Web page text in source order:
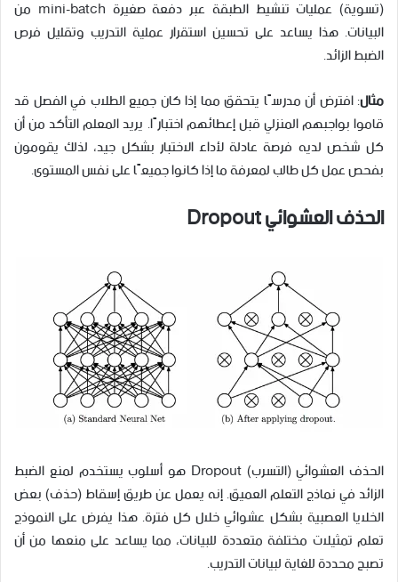
(تسوية) عمليات تنشيط الطبقة عبر دفعة صغيرة mini-batch من
البيانات. هذا يساعد على تحسين استقرار عملية التدريب وتقليل فرص
الضبط الزائد.
مثال: افترض أن مدرسًا يتحقق مما إذا كان جميع الطلاب في الفصل قد
قاموا بواجبهم المنزلي قبل إعطائهم اختبارًا. يريد المعلم التأكد من أن
كل شخص لديه فرصة عادلة لأداء الاختبار بشكل جيد، لذلك يقومون
بفحص عمل كل طالب لمعرفة ما إذا كانوا جميعًا على نفس المستوى.
الحذف العشوائي Dropout
الحذف العشوائي (التسرب) Dropout هو أسلوب يستخدم لمنع الضبط
الزائد في نماذج التعلم العميق. إنه يعمل عن طريق إسقاط (حذف) بعض
الخلايا العصبية بشكل عشوائي خلال كل فترة. هذا يفرض على النموذج
تعلم تمثيلات مختلفة متعددة للبيانات، مما يساعد على منعها من أن
تصبح محددة للغاية لبيانات التدريب.